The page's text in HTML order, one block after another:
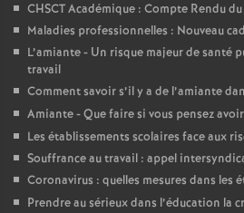
CHSCT Académique : Compte Rendu
Maladies professionnelles : Nouveau
L’amiante - Un risque majeur de santé
travail
Comment savoir s’il y a de l’amiante
Amiante - Que faire si vous pensez
Les établissements scolaires face aux
Souffrance au travail : appel
Coronavirus : quelles mesures dans les
Prendre au sérieux dans l’éducation la